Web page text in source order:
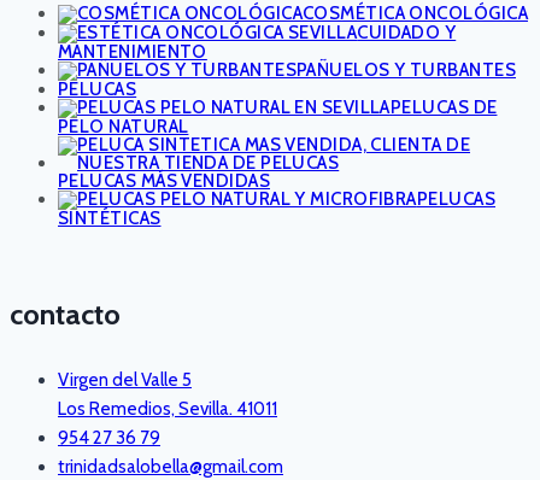
COSMÉTICA ONCOLÓGICA
CUIDADO Y
MANTENIMIENTO
PAÑUELOS Y TURBANTES
PELUCAS
PELUCAS DE
PELO NATURAL
PELUCAS MÁS VENDIDAS
PELUCAS
SINTÉTICAS
contacto
Virgen del Valle 5
Los Remedios, Sevilla. 41011
954 27 36 79
trinidadsalobella@gmail.com